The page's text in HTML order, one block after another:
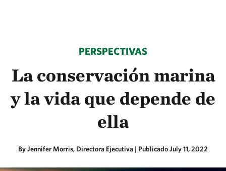
PERSPECTIVAS
La conservación marina
y la vida que depende de
ella
By Jennifer Morris, Directora Ejecutiva | Publicado July 11, 2022